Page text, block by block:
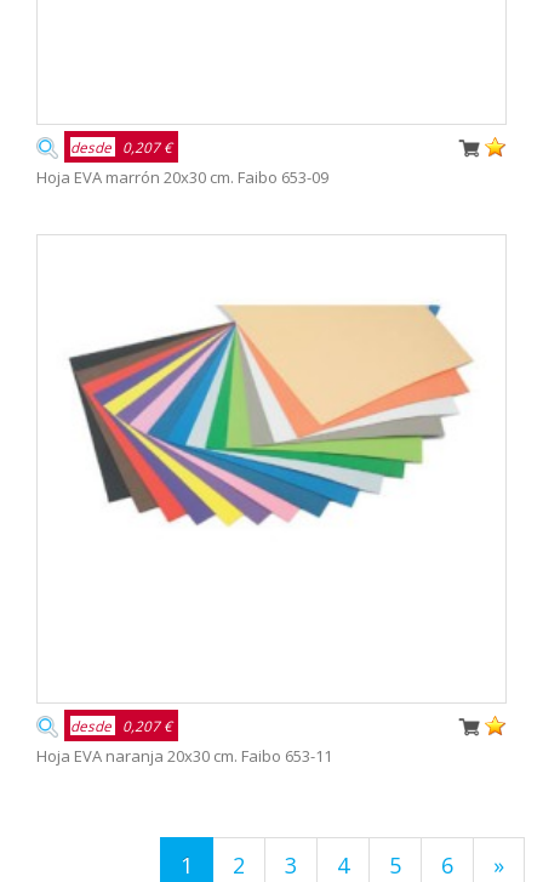
desde 0,207 €
Hoja EVA marrón 20x30 cm. Faibo 653-09
desde 0,207 €
Hoja EVA naranja 20x30 cm. Faibo 653-11
1 2 3 4 5 6 »